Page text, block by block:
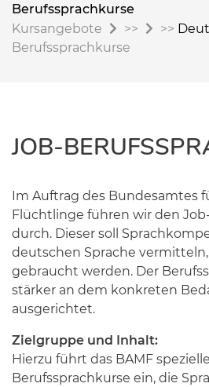
Berufssprachkurse
Kursangebote
>> >>
Berufssprachkurse
JOB-
Im Auftrag des Bundesamtes
Flüchtlinge führen wir den
durch. Dieser soll
deutschen Sprache
gebraucht werden. Der
stärker an dem konkreten
ausgerichtet.
Zielgruppe und Inhalt:
Hierzu führt das BAMF
Berufssprachkurse ein, die